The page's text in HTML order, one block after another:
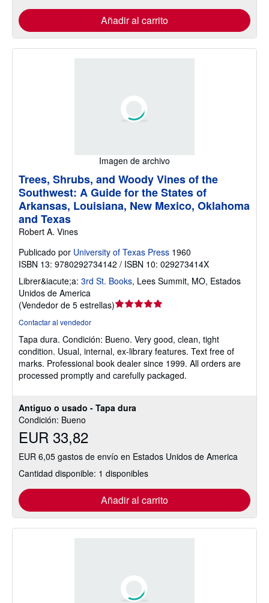
Añadir al carrito
Imagen de archivo
Antiguo o usado - Tapa dura
Condición: Bueno
EUR 33,82
EUR 6,05 gastos de envío en Estados Unidos de America
Cantidad disponible: 1 disponibles
Añadir al carrito
Trees, Shrubs, and Woody Vines of the
Southwest: A Guide for the States of
Arkansas, Louisiana, New Mexico, Oklahoma
and Texas
Robert A. Vines
Publicado por University of Texas Press 1960
ISBN 13: 9780292734142 / ISBN 10: 029273414X
Librer&iacute;a: 3rd St. Books, Lees Summit, MO, Estados
Unidos de America
(Vendedor de 5 estrellas)Calificación
5
de
5
estrellas
Contactar al vendedor
Tapa dura. Condición: Bueno. Very good, clean, tight
condition. Usual, internal, ex-library features. Text free of
marks. Professional book dealer since 1999. All orders are
processed promptly and carefully packaged.